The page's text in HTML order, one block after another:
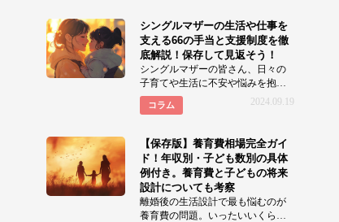
シングルマザーの生活や仕事を
支える66の手当と支援制度を徹
底解説！保存して見返そう！
シングルマザーの皆さん、日々の
子育てや生活に不安や悩みを抱え
ていませんか？実はシングルマザ
ーの生活を支える支援制度
コラム 2024.09.19
【保存版】養育費相場完全ガイ
ド！年収別・子ども数別の具体
例付き。養育費と子どもの将来
設計についても考察
離婚後の生活設計で最も悩むのが
養育費の問題。いったいいくら必